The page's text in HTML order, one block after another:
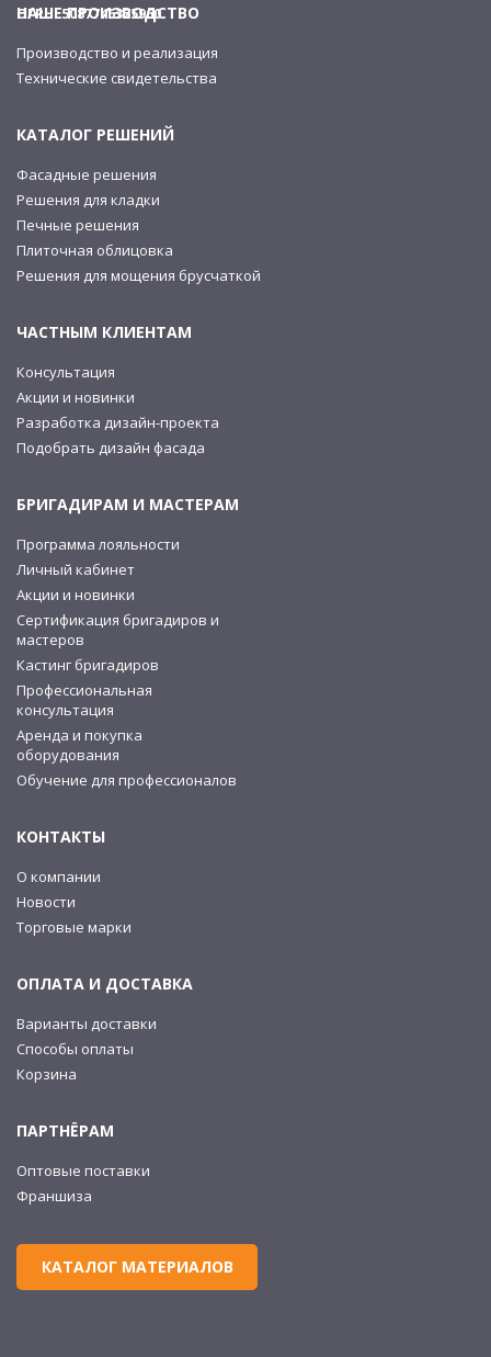
ОГРН: 5087746325960
НАШЕ ПРОИЗВОДСТВО
Производство и реализация
Технические свидетельства
КАТАЛОГ РЕШЕНИЙ
Фасадные решения
Решения для кладки
Печные решения
Плиточная облицовка
Решения для мощения брусчаткой
ЧАСТНЫМ КЛИЕНТАМ
Консультация
Акции и новинки
Разработка дизайн-проекта
Подобрать дизайн фасада
БРИГАДИРАМ И МАСТЕРАМ
Программа лояльности
Личный кабинет
Акции и новинки
Сертификация бригадиров и
мастеров
Кастинг бригадиров
Профессиональная
консультация
Аренда и покупка
оборудования
Обучение для профессионалов
КОНТАКТЫ
О компании
Новости
Торговые марки
ОПЛАТА И ДОСТАВКА
Варианты доставки
Способы оплаты
Корзина
ПАРТНЁРАМ
Оптовые поставки
Франшиза
КАТАЛОГ МАТЕРИАЛОВ